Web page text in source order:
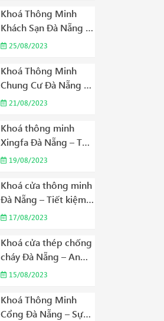
Khoá Thông Minh
Khách Sạn Đà Nẵng –
Hiện Đại Hóa Trải
2023
25/08/2023
Khoá Thông Minh
Chung Cư Đà Nẵng –
An Toàn và Tiện Ích
Năm 2023
21/08/2023
Khoá thông minh
Xingfa Đà Nẵng – Tối
ưu hóa chi phí với
Năm 2023
19/08/2023
Khoá cửa thông minh
Đà Nẵng – Tiết kiệm
năng lượng và bảo
17/08/2023
Khoá cửa thép chống
cháy Đà Nẵng – An
tâm trong mỗi không
15/08/2023
Khoá Thông Minh
Cổng Đà Nẵng – Sự